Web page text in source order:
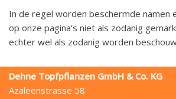
In de regel worden beschermde namen
op onze pagina’s niet als zodanig
echter wel als zodanig worden
Dehne Topfpflanzen GmbH & Co. KG
Azaleenstrasse 58